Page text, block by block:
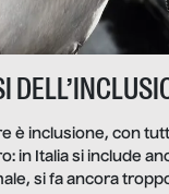
è inclusione, con
in Italia si include
si fa ancora